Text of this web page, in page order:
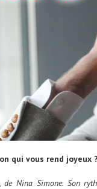
qui vous rend joyeux
Nina Simone. Son